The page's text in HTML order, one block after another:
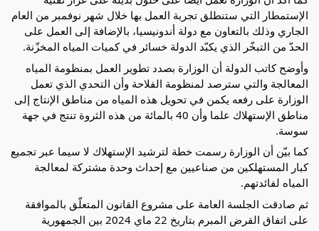
الإستمطار التي ستنطلق تجربة العمل بها خلال شهر نوفمبر من العام
الجاري وذلك بالتعاون مع دولة أندونيسيا، بالإضافة إلى العمل على
الحدّ من التبخّر الذي يكبّد الدولة خسائر في كميات المياه المخزّنة.
وأوضح كاتب الدولة أن الوزارة بصدد تطوير العمل بمنظومة المياه
المعالجة والتي سترصد لمنظومة الفلاحة وأن التحدي الذي تعمل
الوزارة على رفعه يكمن في تحويل هذه المياه من مناطق الإنتاج إلى
مناطق الإستهلاك علما وأن 40 بالمائة من هذه الثروة تنتج في جهة
سوسة.
كما بيّن أن الوزارة رسمت خطة لترشيد الإستهلاك لا سيما عبر تجميع
كبار المستهلكين من صناعيين مع إحداث وحدة مشتركة لمعالجة
المياه لفائدتهم.
ثم صادقت الجلسة العامة على مشروع القانون المتعلّق بالموافقة
على اتفاق القرض المبرم بتاريخ 22 ماي 2024 بين الجمهورية